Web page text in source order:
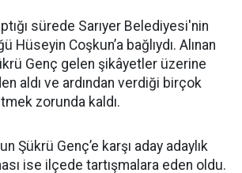
sürede Sarıyer Belediyesi'nin
Hüseyin Coşkun’a bağlıydı. Alınan
Genç gelen şikâyetler üzerine
aldı ve ardından verdiği birçok
zorunda kaldı.
Şükrü Genç’e karşı aday adaylık
ise ilçede tartışmalara eden oldu.